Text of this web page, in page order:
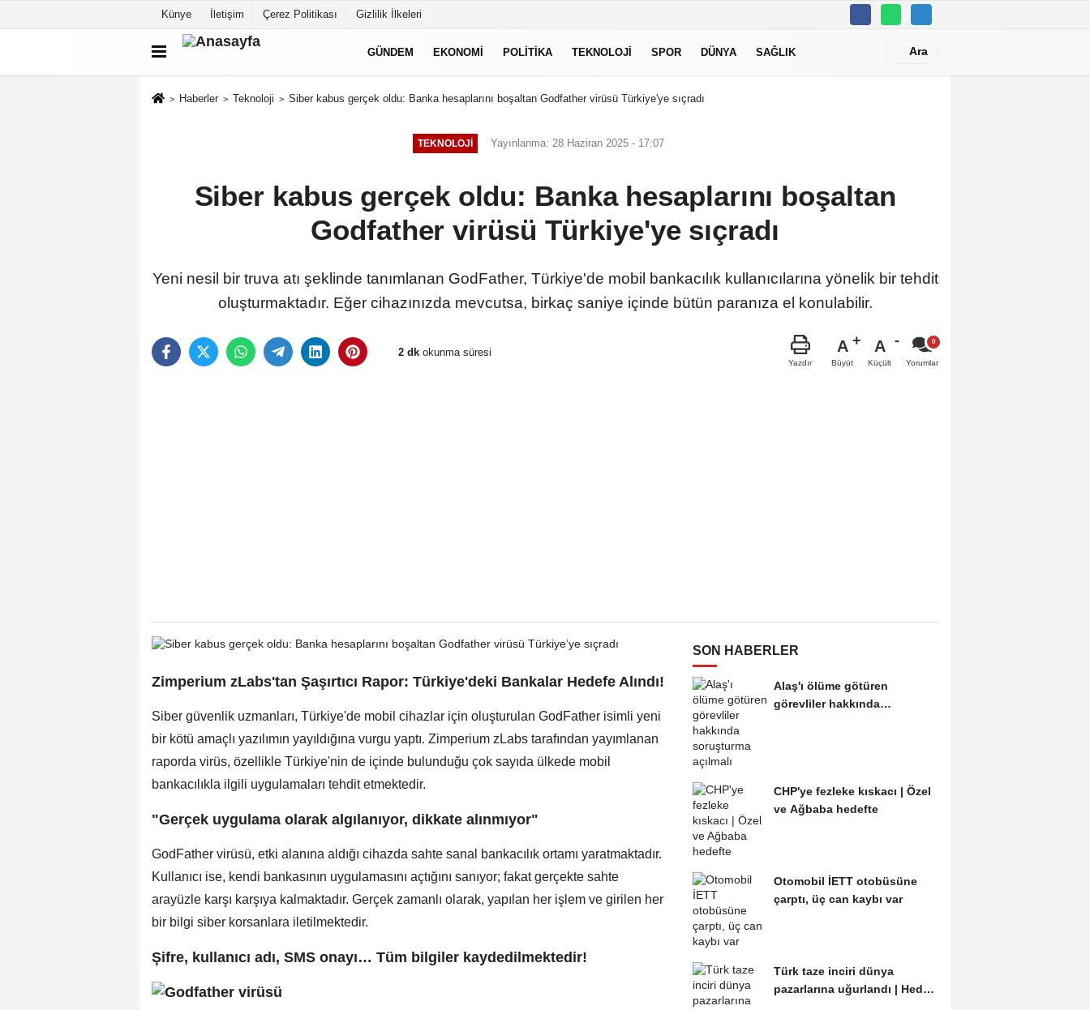
Künye İletişim Çerez Politikası Gizlilik İlkeleri
GÜNDEM EKONOMI POLITIKA TEKNOLOJI SPOR DÜNYA SAĞLIK Ara
Haberler Teknoloji Siber kabus gerçek oldu: Banka hesaplarını boşaltan Godfather virüsü Türkiye'ye sıçradı
TEKNOLOJI Yayınlanma: 28 Haziran 2025 - 17:07
Siber kabus gerçek oldu: Banka hesaplarını boşaltan
Godfather virüsü Türkiye'ye sıçradı
Yeni nesil bir truva atı şeklinde tanımlanan GodFather, Türkiye'de mobil bankacılık kullanıcılarına yönelik bir tehdit
oluşturmaktadır. Eğer cihazınızda mevcutsa, birkaç saniye içinde bütün paranıza el konulabilir.
2 dk okunma süresi
Yazdır
A
Büyüt
A
Küçült Yorumlar
Zimperium zLabs'tan Şaşırtıcı Rapor: Türkiye'deki Bankalar Hedefe Alındı!
Siber güvenlik uzmanları, Türkiye'de mobil cihazlar için oluşturulan GodFather isimli yeni
bir kötü amaçlı yazılımın yayıldığına vurgu yaptı. Zimperium zLabs tarafından yayımlanan
raporda virüs, özellikle Türkiye'nin de içinde bulunduğu çok sayıda ülkede mobil
bankacılıkla ilgili uygulamaları tehdit etmektedir.
"Gerçek uygulama olarak algılanıyor, dikkate alınmıyor"
GodFather virüsü, etki alanına aldığı cihazda sahte sanal bankacılık ortamı yaratmaktadır.
Kullanıcı ise, kendi bankasının uygulamasını açtığını sanıyor; fakat gerçekte sahte
arayüzle karşı karşıya kalmaktadır. Gerçek zamanlı olarak, yapılan her işlem ve girilen her
bir bilgi siber korsanlara iletilmektedir.
Şifre, kullanıcı adı, SMS onayı… Tüm bilgiler kaydedilmektedir!
SON HABERLER
Alaş'ı ölüme götüren
görevliler hakkında
CHP'ye fezleke kıskacı | Özel
ve Ağbaba hedefte
Otomobil İETT otobüsüne
çarptı, üç can kaybı var
Türk taze inciri dünya
pazarlarına uğurlandı | Hedef